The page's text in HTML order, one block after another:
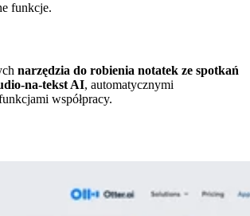
funkcje.
narzędzia do robienia notatek ze spotkań
na-tekst AI, automatycznymi
współpracy.